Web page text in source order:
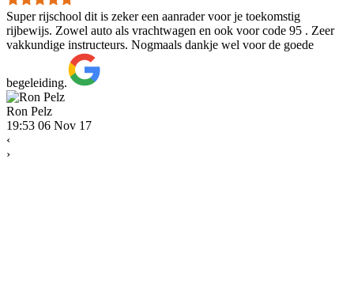
Super rijschool dit is zeker een aanrader voor je toekomstig
rijbewijs. Zowel auto als vrachtwagen en ook voor code 95 . Zeer
vakkundige instructeurs. Nogmaals dankje wel voor de goede
begeleiding.
Ron Pelz
19:53 06 Nov 17
‹
›